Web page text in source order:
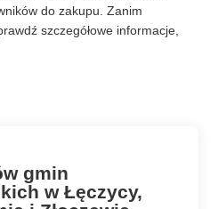
do zakupu. Zanim
szczegółowe informacje,